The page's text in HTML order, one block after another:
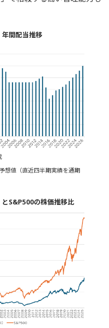
年間配当推移
値（直近四半期実績を通期
とS&P500の株価推移比